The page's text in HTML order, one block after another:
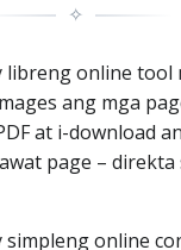
✧
libreng online tool
ang mga
at i-download
page –
simpleng online